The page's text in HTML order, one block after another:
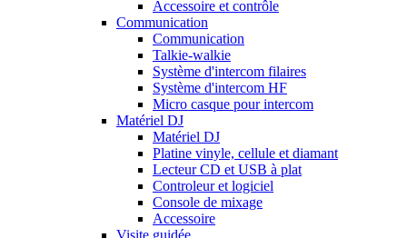
Accessoire et contrôle
Communication
Communication
Talkie-walkie
Système d'intercom filaires
Système d'intercom HF
Micro casque pour intercom
Matériel DJ
Matériel DJ
Platine vinyle, cellule et diamant
Lecteur CD et USB à plat
Controleur et logiciel
Console de mixage
Accessoire
Visite guidée